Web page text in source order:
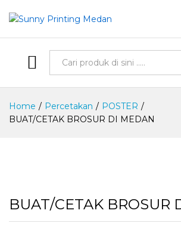
Semua Produk
Home / Percetakan / POSTER /
BUAT/CETAK BROSUR DI MEDAN
BUAT/CETAK BROSUR